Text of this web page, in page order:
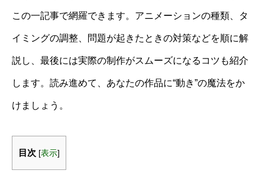
この一記事で網羅できます。アニメーションの種類、タ
イミングの調整、問題が起きたときの対策などを順に解
説し、最後には実際の制作がスムーズになるコツも紹介
します。読み進めて、あなたの作品に“動き”の魔法をか
けましょう。
目次 [表示]